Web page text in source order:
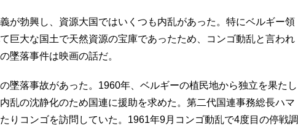
が勃興し、資源大国ではいくつも内乱があった。特にベルギー領
巨大な国土で天然資源の宝庫であったため、コンゴ動乱と言われ
墜落事件は映画の話だ。
墜落事故があった。1960年、ベルギーの植民地から独立を果たし
乱の沈静化のため国連に援助を求めた。第二代国連事務総長ハマ
りコンゴを訪問していた。1961年9月コンゴ動乱で4度目の停戦調